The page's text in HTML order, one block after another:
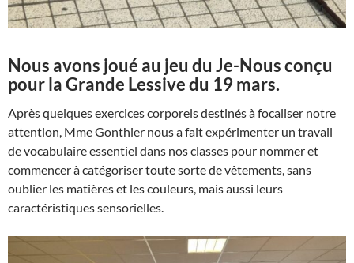
Nous avons joué au jeu du Je-Nous conçu
pour la Grande Lessive du 19 mars.
Après quelques exercices corporels destinés à focaliser notre
attention, Mme Gonthier nous a fait expérimenter un travail
de vocabulaire essentiel dans nos classes pour nommer et
commencer à catégoriser toute sorte de vêtements, sans
oublier les matières et les couleurs, mais aussi leurs
caractéristiques sensorielles.